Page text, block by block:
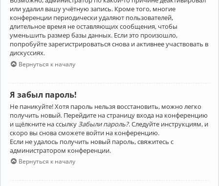
или удалил вашу учётную запись. Кроме того, многие
конференции периодически удаляют пользователей,
длительное время не оставляющих сообщения, чтобы
уменьшить размер базы данных. Если это произошло,
попробуйте зарегистрироваться снова и активнее участвовать в
дискуссиях.
Вернуться к началу
Я забыл пароль!
Не паникуйте! Хотя пароль нельзя восстановить, можно легко
получить новый. Перейдите на страницу входа на конференцию
и щёлкните на ссылку Забыли пароль?. Следуйте инструкциям, и
скоро вы снова сможете войти на конференцию.
Если не удалось получить новый пароль, свяжитесь с
администратором конференции.
Вернуться к началу